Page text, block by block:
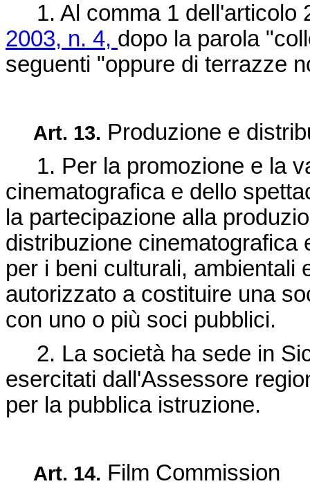
1. Al comma 1 dell'articolo
2003, n. 4, dopo la parola
seguenti "oppure di terrazze
Art. 13. Produzione e
1. Per la promozione e la
cinematografica e dello
la partecipazione alla
distribuzione
per i beni culturali, ambientali
autorizzato a costituire una
con uno o più soci pubblici.
2. La società ha sede in
esercitati dall'Assessore
per la pubblica istruzione.
Art. 14. Film Commission